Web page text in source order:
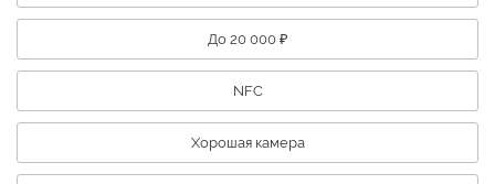
До 20 000 ₽
NFC
Хорошая камера